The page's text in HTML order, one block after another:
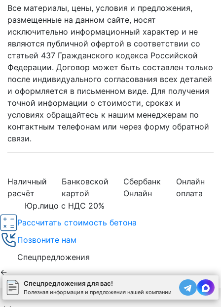
Все материалы, цены, условия и предложения,
размещенные на данном сайте, носят
исключительно информационный характер и не
являются публичной офертой в соответствии со
статьей 437 Гражданского кодекса Российской
Федерации. Договор может быть составлен только
после индивидуального согласования всех деталей
и оформляется в письменном виде. Для получения
точной информации о стоимости, сроках и
условиях обращайтесь к нашим менеджерам по
контактным телефонам или через форму обратной
связи.
Наличный
расчёт
Банковской
картой
Сбербанк
Онлайн
Онлайн
оплата
Юр.лицо с НДС 20%
Спецпредложения для вас!
Полезная информация и предложения нашей компании
Рассчитать стоимость бетона
Позвоните нам
Спецпредложения
←
Используя сайт, вы соглашаетесь на обработку cookies